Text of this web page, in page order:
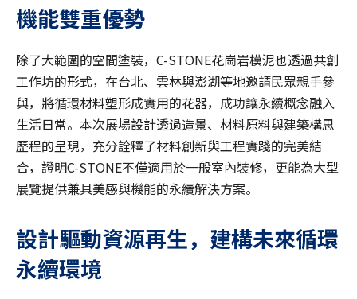
機能雙重優勢
除了大範圍的空間塗裝，C-STONE花崗岩模泥也透過共創
工作坊的形式，在台北、雲林與澎湖等地邀請民眾親手參
與，將循環材料塑形成實用的花器，成功讓永續概念融入
生活日常。本次展場設計透過造景、材料原料與建築構思
歷程的呈現，充分詮釋了材料創新與工程實踐的完美結
合，證明C-STONE不僅適用於一般室內裝修，更能為大型
展覽提供兼具美感與機能的永續解決方案。
設計驅動資源再生，建構未來循環
永續環境